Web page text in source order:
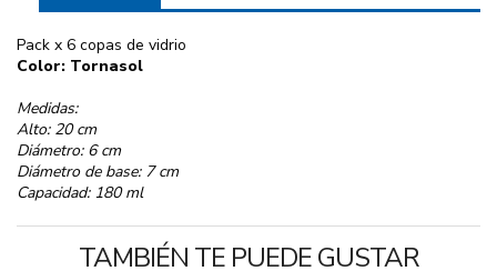
Pack x 6 copas de vidrio
Color: Tornasol
Medidas:
Alto: 20 cm
Diámetro: 6 cm
Diámetro de base: 7 cm
Capacidad: 180 ml
TAMBIÉN TE PUEDE GUSTAR